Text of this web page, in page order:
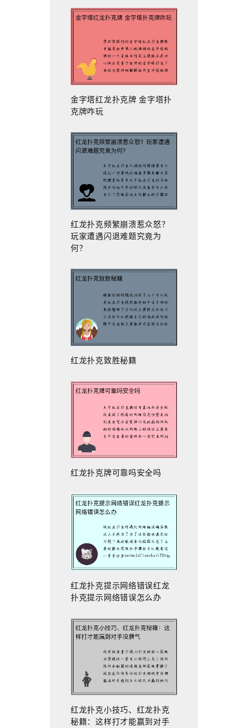
金字塔红龙扑克牌 金字塔扑
克牌咋玩
红龙扑克频繁崩溃惹众怒？
玩家遭遇闪退难题究竟为
何？
红龙扑克致胜秘籍
红龙扑克牌可靠吗安全吗
红龙扑克提示网络错误红龙
扑克提示网络错误怎么办
红龙扑克小技巧、红龙扑克
秘籍：这样打才能赢到对手